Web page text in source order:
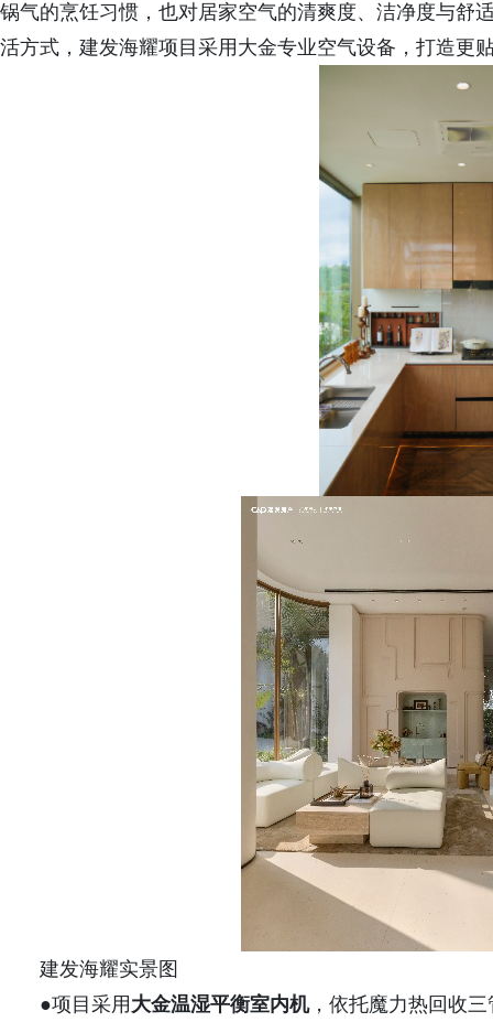
锅气的烹饪习惯，也对居家空气的清爽度、洁净度与舒
活方式，建发海耀项目采用大金专业空气设备，打造更
建发海耀实景图
●项目采用 大金温湿平衡室内机，依托魔力热回收三